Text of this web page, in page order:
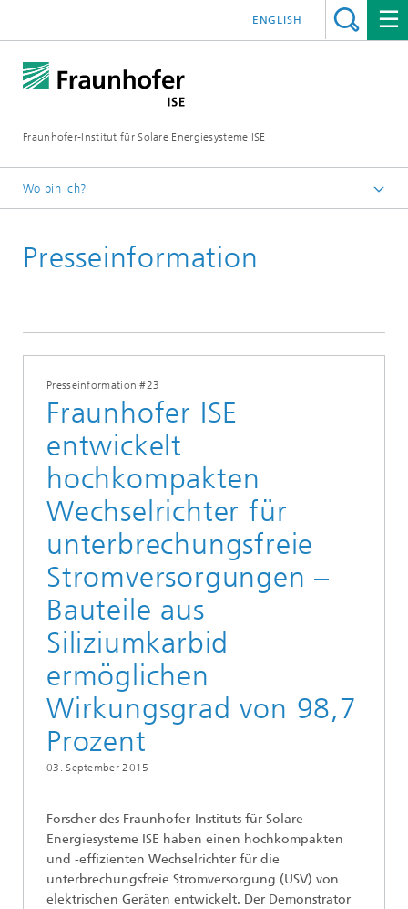
Fraunhofer-Institut für Solare Energiesysteme ISE
ENGLISH
Wo bin ich?
Presseinformation
Presseinformation #23
Fraunhofer ISE
entwickelt
hochkompakten
Wechselrichter für
unterbrechungsfreie
Stromversorgungen –
Bauteile aus
Siliziumkarbid
ermöglichen
Wirkungsgrad von 98,7
Prozent
03. September 2015
Forscher des Fraunhofer-Instituts für Solare
Energiesysteme ISE haben einen hochkompakten
und -effizienten Wechselrichter für die
unterbrechungsfreie Stromversorgung (USV) von
elektrischen Geräten entwickelt. Der Demonstrator